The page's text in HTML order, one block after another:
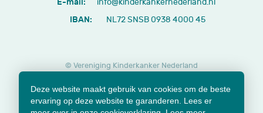
Deze website maakt gebruik van cookies om de beste
ervaring op deze website te garanderen. Lees er
44
E-mail:
info@kinderkankernederland.nl
IBAN:
NL72 SNSB 0938 4000 45
© Vereniging Kinderkanker Nederland
Lidmaatschap opzeggen
Jaarverslagen en documenten
Klachtenformulier